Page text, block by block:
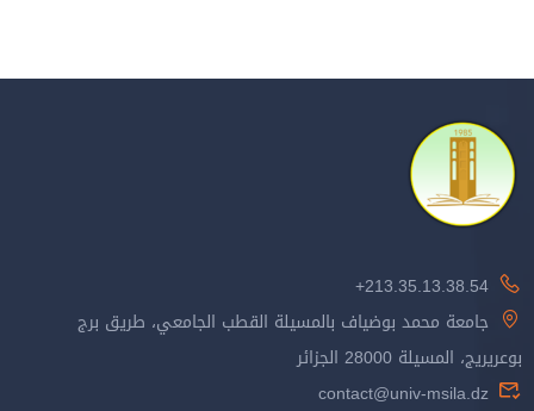
213.35.13.38.54+
جامعة محمد بوضياف بالمسيلة القطب الجامعي، طريق برج
بوعريريج، المسيلة 28000 الجزائر
contact@univ-msila.dz